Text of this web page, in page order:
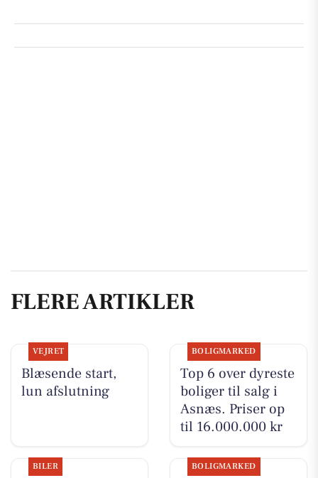
FLERE ARTIKLER
VEJRET
Blæsende start,
lun afslutning
BOLIGMARKED
Top 6 over dyreste
boliger til salg i
Asnæs. Priser op
til 16.000.000 kr
BILER BOLIGMARKED